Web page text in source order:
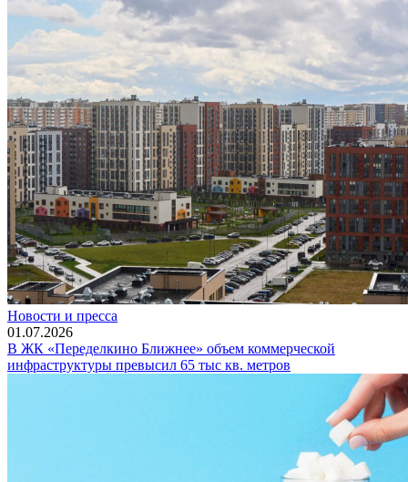
Новости и пресса
01.07.2026
В ЖК «Переделкино Ближнее» объем коммерческой
инфраструктуры превысил 65 тыс кв. метров